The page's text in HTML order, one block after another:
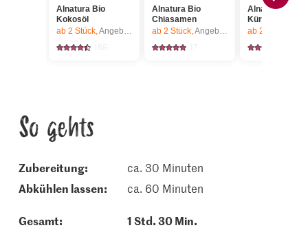
Alnatura Bio
Kokosöl
ab 2 Stück,Angebot gilt nur vom 6.8. bis 12.8.2026, solange Vorrat.
Alnatura Bio
Chiasamen
ab 2 Stück,Angebot gilt nur vom 6.8. bis 12.8.2026, solange Vorrat.
Alnatura Bio
Kürbiskerne
ab 2
So gehts
Zubereitung:
ca. 30 Minuten
abkühlen lassen:
ca. 60 Minuten
Gesamt: 1 Std. 30 Min.